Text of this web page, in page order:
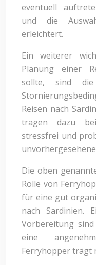
eventuell
und die
erleichtert.
Ein weiterer
Planung einer
sollte, sind die
Reisen nach
tragen dazu
stressfrei und
Die oben
Rolle von
für eine gut
nach Sardinien.
Vorbereitung
eine
Ferryhopper trägt